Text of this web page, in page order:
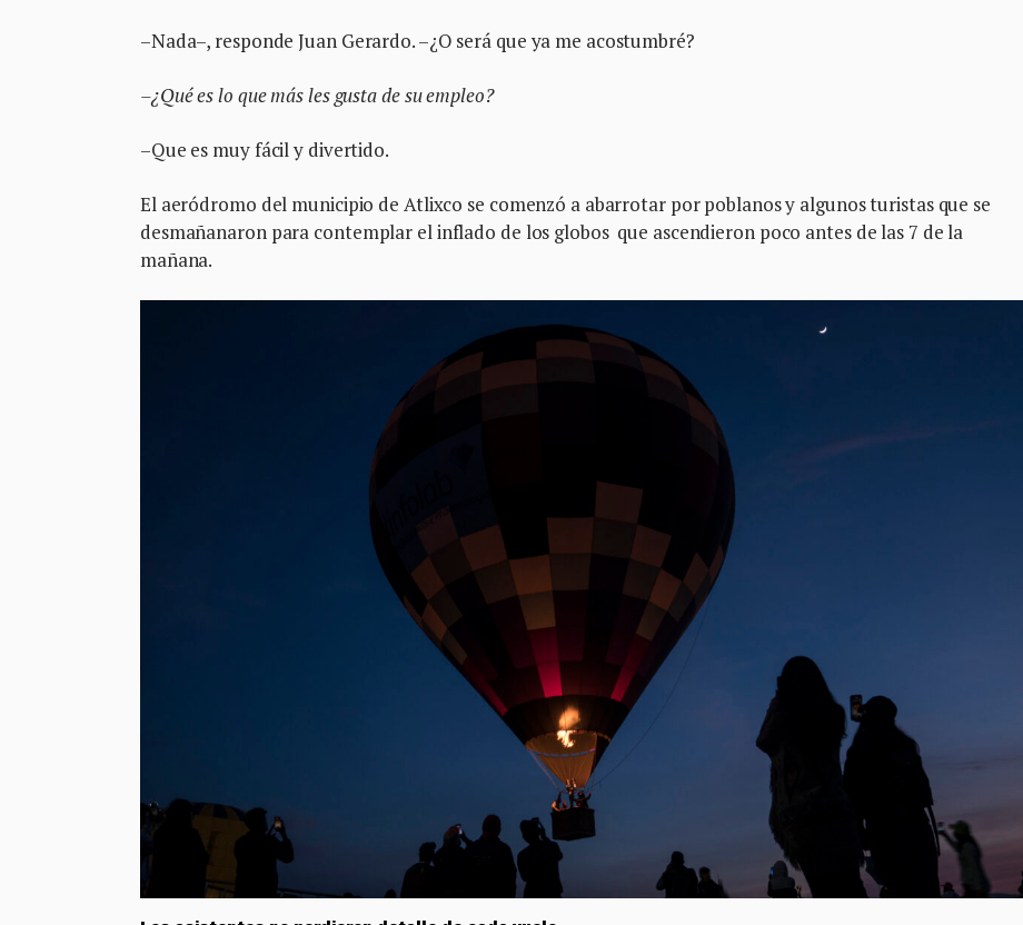
–Nada–, responde Juan Gerardo. –¿O será que ya me acostumbré?
–¿Qué es lo que más les gusta de su empleo?
–Que es muy fácil y divertido.
El aeródromo del municipio de Atlixco se comenzó a abarrotar por poblanos y algunos turistas que se
desmañanaron para contemplar el inflado de los globos que ascendieron poco antes de las 7 de la
mañana.